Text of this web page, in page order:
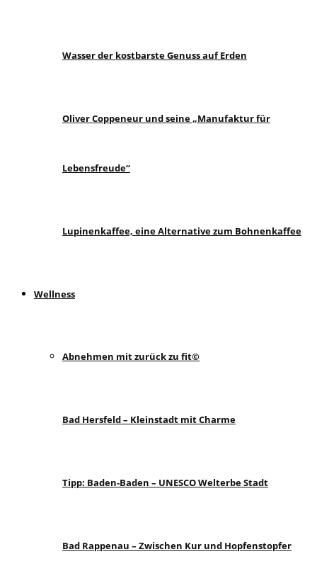
Wasser der kostbarste Genuss auf Erden
Oliver Coppeneur und seine „Manufaktur für
Lebensfreude“
Lupinenkaffee, eine Alternative zum Bohnenkaffee
Wellness
Abnehmen mit zurück zu fit©
Bad Hersfeld – Kleinstadt mit Charme
Tipp: Baden-Baden – UNESCO Welterbe Stadt
Bad Rappenau – Zwischen Kur und Hopfenstopfer